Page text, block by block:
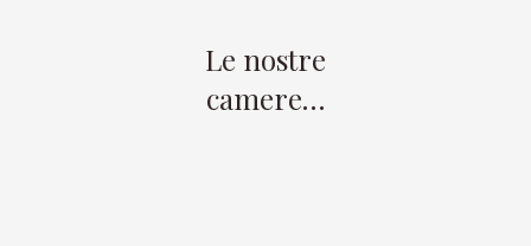
Le nostre
camere…